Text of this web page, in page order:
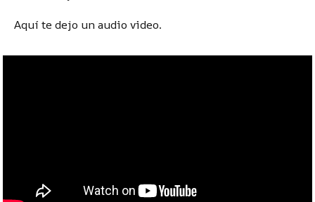
Aquí te dejo un audio video.